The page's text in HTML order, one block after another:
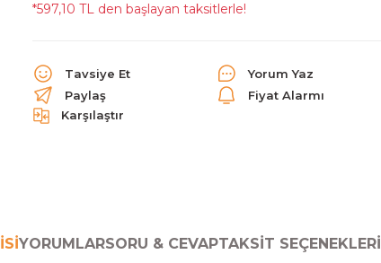
*597,10 TL den başlayan taksitlerle!
Tavsiye Et
Yorum Yaz
Paylaş
Fiyat Alarmı
Karşılaştır
YORUMLARSORU & CEVAPTAKSIT SEÇENEKLERI